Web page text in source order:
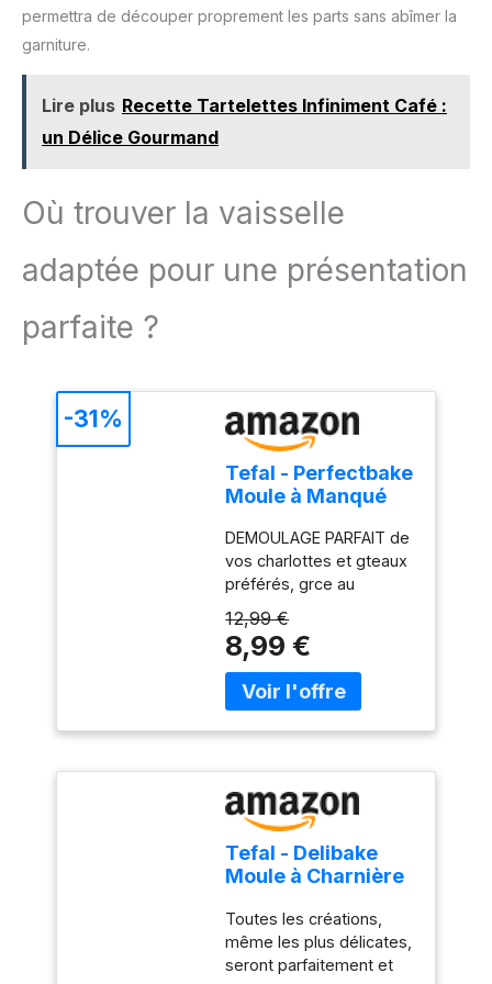
d'un design compact, ce
tâches de cuisine.
permettra de découper proprement les parts sans abîmer la
garniture.
Lire plus Recette Tartelettes Infiniment Café :
un Délice Gourmand
Où trouver la vaisselle
adaptée pour une présentation
parfaite ?
Tefal - Perfectbake
Moule à Manqué
Recyclé - 26cm
DEMOULAGE PARFAIT de
vos charlottes et gteaux
préférés, grce au
exclusif de ce moule
HAUTE RESISTANCE ET
DURABILITE : ce moule à
gteau est fabriqué en
résistant que l'aluminium
classique DES
RESULTATS DE CUISSON
PARFAITS : grce à la
diffusion de chaleur
homogène assurée par
FABRIQUE EN ALUMINIUM
100 percent RECYCLE :
jusqu'à deux fois plus
12,99 €
8,99 €
-31%
Tefal - Delibake
Moule à Charnière
cm - Rouge
Toutes les créations,
même les plus délicates,
seront parfaitement et